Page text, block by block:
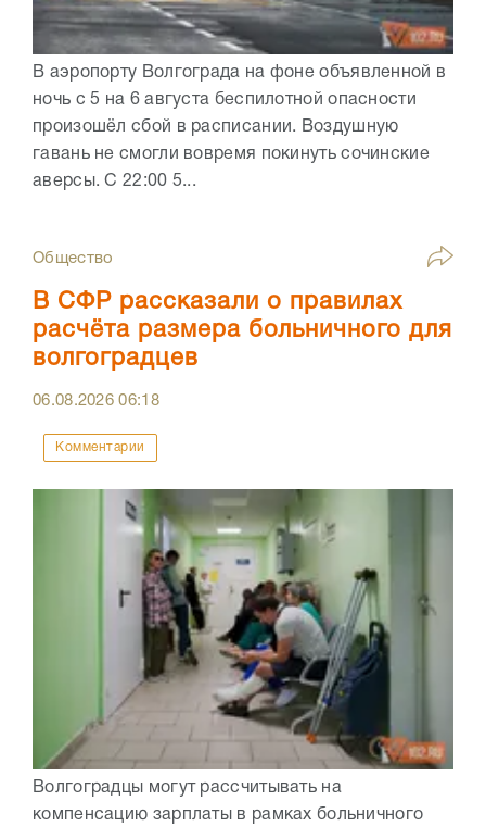
В аэропорту Волгограда на фоне объявленной в
ночь с 5 на 6 августа беспилотной опасности
произошёл сбой в расписании. Воздушную
гавань не смогли вовремя покинуть сочинские
аверсы. С 22:00 5...
Общество
В СФР рассказали о правилах
расчёта размера больничного для
волгоградцев
06.08.202606:18
Комментарии
Волгоградцы могут рассчитывать на
компенсацию зарплаты в рамках больничного